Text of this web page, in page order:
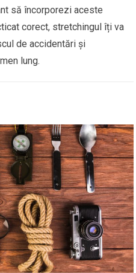
să încorporezi aceste
corect, stretchingul îți va
de accidentări și
lung.